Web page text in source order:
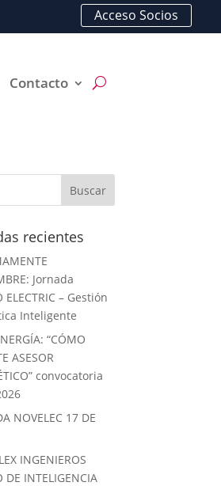
Acceso Socios
Contacto
recientes
Jornada
ELECTRIC – Gestión
Inteligente
“CÓMO
ASESOR
convocatoria
NOVELEC 17 DE
INGENIEROS
DE INTELIGENCIA